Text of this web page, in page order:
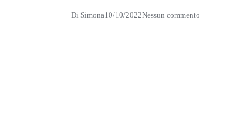
Di Simona10/10/2022Nessun commento